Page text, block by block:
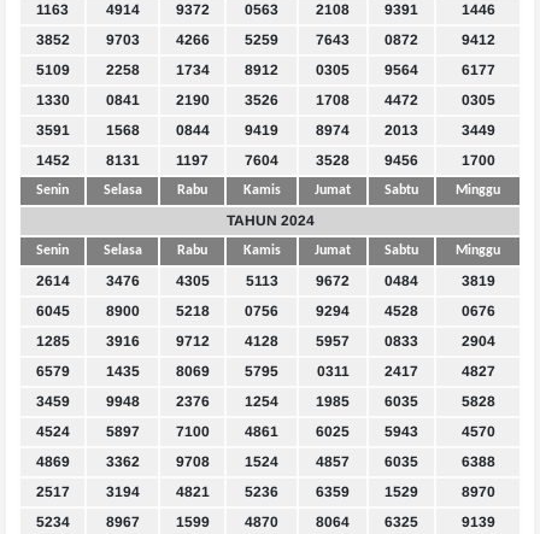
1163
4914 9372 0563 2108 9391
1446
3852
9703 4266 5259 7643 0872
9412
5109
2258 1734 8912 0305 9564
6177
1330
0841 2190 3526 1708 4472
0305
3591
1568 0844 9419 8974 2013
3449
1452
8131 1197 7604 3528 9456 1700
Senin Selasa Rabu Kamis Jumat Sabtu Minggu
TAHUN 2024
Senin Selasa Rabu Kamis Jumat Sabtu Minggu
2614 3476 4305 5113 9672 0484
3819
6045
8900 5218 0756 9294 4528
0676
1285
3916 9712 4128 5957 0833
2904
6579
1435 8069 5795 0311 2417
4827
3459
9948 2376 1254 1985 6035
5828
4524
5897 7100 4861 6025 5943
4570
4869
3362 9708 1524 4857 6035
6388
2517
3194 4821 5236 6359 1529
8970
5234
8967 1599 4870 8064 6325
9139